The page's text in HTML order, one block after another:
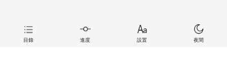
目錄 進度 設置 夜間